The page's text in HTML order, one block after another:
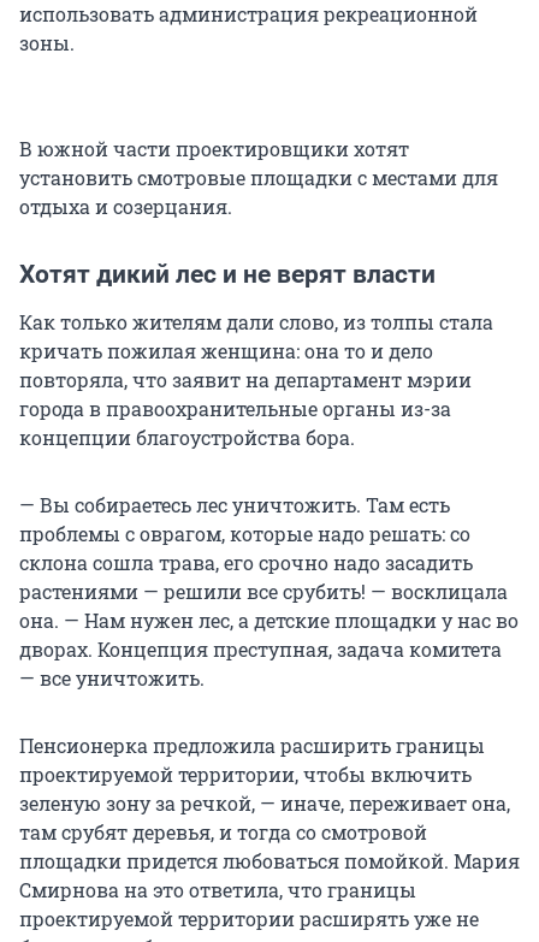
использовать администрация рекреационной
зоны.
В южной части проектировщики хотят
установить смотровые площадки с местами для
отдыха и созерцания.
Хотят дикий лес и не верят власти
Как только жителям дали слово, из толпы стала
кричать пожилая женщина: она то и дело
повторяла, что заявит на департамент мэрии
города в правоохранительные органы из-за
концепции благоустройства бора.
— Вы собираетесь лес уничтожить. Там есть
проблемы с оврагом, которые надо решать: со
склона сошла трава, его срочно надо засадить
растениями — решили все срубить! — восклицала
она. — Нам нужен лес, а детские площадки у нас во
дворах. Концепция преступная, задача комитета
— все уничтожить.
Пенсионерка предложила расширить границы
проектируемой территории, чтобы включить
зеленую зону за речкой, — иначе, переживает она,
там срубят деревья, и тогда со смотровой
площадки придется любоваться помойкой. Мария
Смирнова на это ответила, что границы
проектируемой территории расширять уже не